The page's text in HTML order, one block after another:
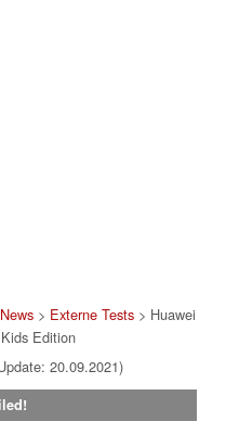
> Externe Tests > Huawei
Edition
20.09.2021)